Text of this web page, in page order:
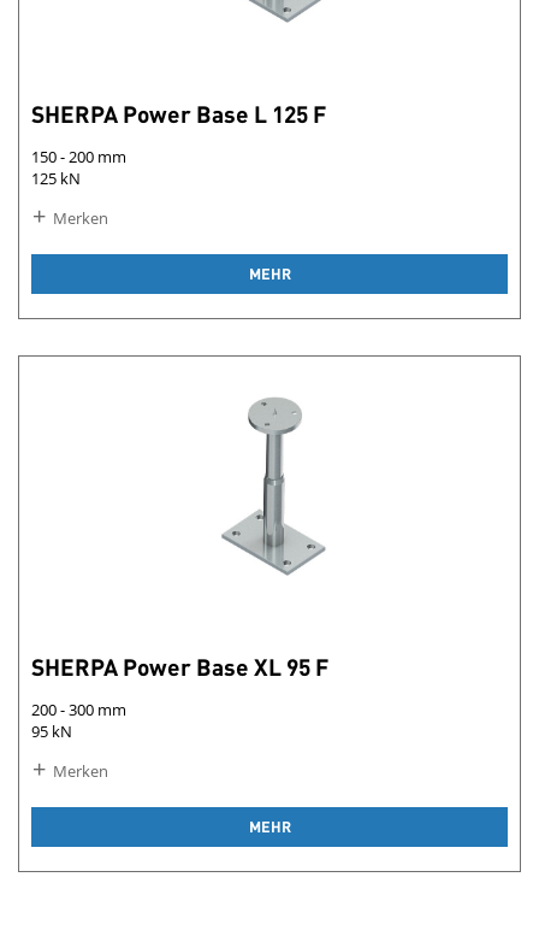
SHERPA Power Base L 125 F
150 - 200 mm
125 kN
Merken
MEHR
SHERPA Power Base XL 95 F
200 - 300 mm
95 kN
Merken
MEHR